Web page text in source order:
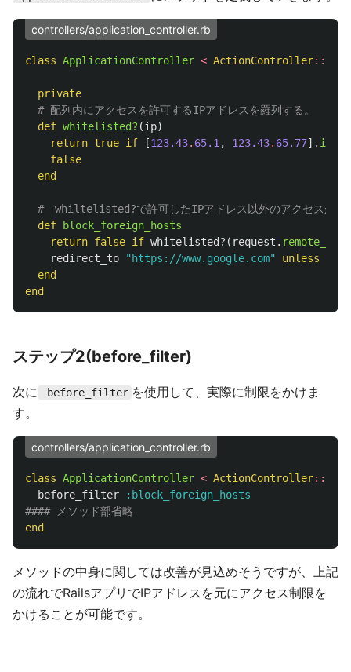
controllers/application_controller.rb
class ApplicationController < ActionController::
private
# 配列内にアクセスを許可するIPアドレスを羅列する。
def whitelisted? (ip)
return true if [123.43. 65.1 , 123.43. 65.77].
false
end
#　whiltelisted?で許可したIPアドレス以外のアクセスがあ
def
block_foreign_hosts
return false if whitelisted? ( request . remote_ip
redirect_to
"https://www.google.com" unless
end
end
ステップ2(before_filter)
次に before_filter を使用して、実際に制限をかけま
す。
controllers/application_controller.rb
class ApplicationController < ActionController::
before_filter
:block_foreign_hosts
#### メソッド部省略
end
メソッドの中身に関しては改善が見込めそうですが、上記
の流れでRailsアプリでIPアドレスを元にアクセス制限を
かけることが可能です。